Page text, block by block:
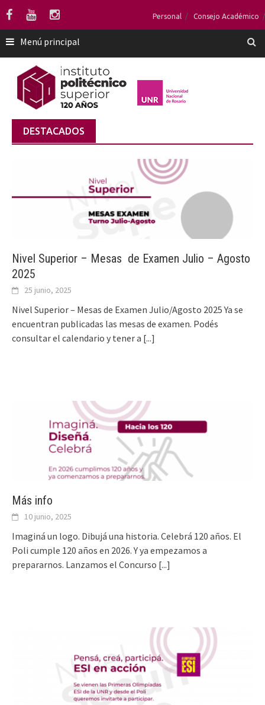
Saltar
contenido
Personal Consejo Académico
Menú principal
DESTACADOS
Nivel Superior – Mesas de Examen Julio – Agosto
2025
25 junio, 2025
Nivel Superior – Mesas de Examen Julio/Agosto 2025 Ya se
encuentran publicadas las mesas de examen. Podés
consultar el calendario y tener a [...]
Más info
10 junio, 2025
Imaginá un logo. Dibujá una historia. Celebrá 120 años. El
Poli cumple 120 años en 2026. Y ya empezamos a
prepararnos. Lanzamos el Concurso [...]